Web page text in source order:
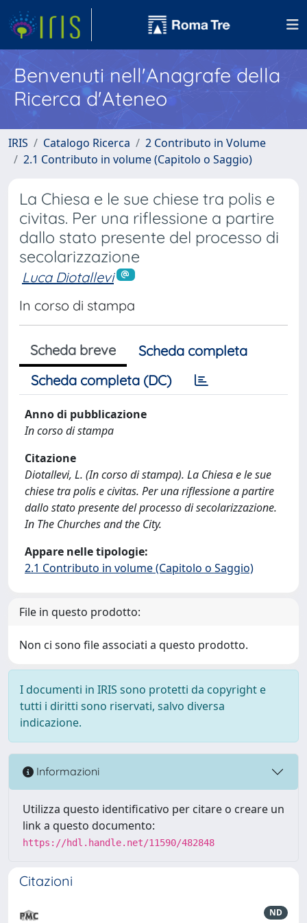
Benvenuti nell'Anagrafe della
Ricerca d'Ateneo
IRIS Catalogo Ricerca
2 Contributo in Volume
2.1 Contributo in volume (Capitolo o Saggio)
La Chiesa e le sue chiese tra polis e
civitas. Per una riflessione a partire
dallo stato presente del processo di
secolarizzazione
Luca Diotallevi
In corso di stampa
Scheda breve
Scheda completa
Scheda completa (DC)
Anno di pubblicazione
In corso di stampa
Citazione
Diotallevi, L. (In corso di stampa). La Chiesa e le sue
chiese tra polis e civitas. Per una riflessione a partire
dallo stato presente del processo di secolarizzazione.
In The Churches and the City.
Appare nelle tipologie:
2.1 Contributo in volume (Capitolo o Saggio)
File in questo prodotto:
Non ci sono file associati a questo prodotto.
I documenti in IRIS sono protetti da copyright e
tutti i diritti sono riservati, salvo diversa
indicazione.
Informazioni
Utilizza questo identificativo per citare o creare un
link a questo documento:
https://hdl.handle.net/11590/482848
Citazioni
ND